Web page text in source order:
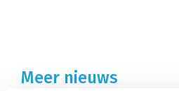
Meer nieuws